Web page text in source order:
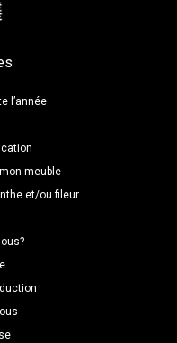
l’année
meuble
et/ou fileur